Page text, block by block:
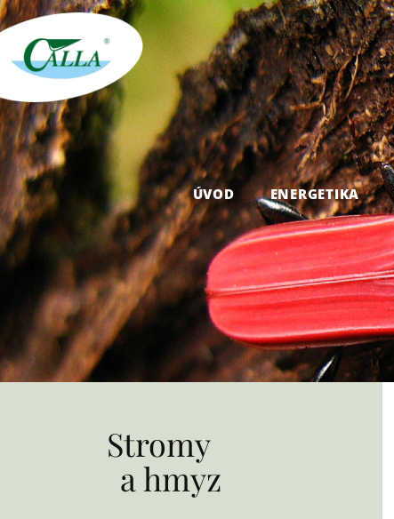
ÚVOD ENERGETIKA
Stromy
a hmyz